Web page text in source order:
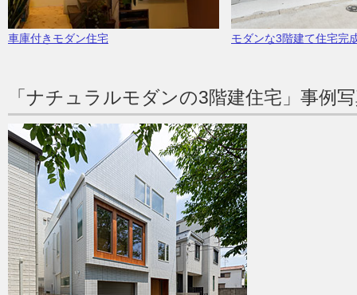
車庫付きモダン住宅 モダンな3階建て住宅完
「ナチュラルモダンの3階建住宅」事例